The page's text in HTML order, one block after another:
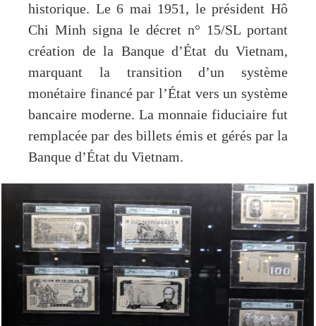
historique. Le 6 mai 1951, le président Hô
Chi Minh signa le décret n° 15/SL portant
création de la Banque d’État du Vietnam,
marquant la transition d’un système
monétaire financé par l’État vers un système
bancaire moderne. La monnaie fiduciaire fut
remplacée par des billets émis et gérés par la
Banque d’État du Vietnam.